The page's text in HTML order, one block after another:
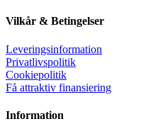
Vilkår & Betingelser
Leveringsinformation
Privatlivspolitik
Cookiepolitik
Få attraktiv finansiering
Information